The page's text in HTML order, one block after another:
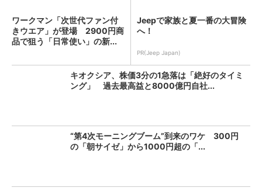
ワークマン「次世代ファン付
きウエア」が登場 2900円商
品で狙う「日常使い」の新...
Jeepで家族と夏一番の大冒険
へ！
PR(Jeep Japan)
キオクシア、株価3分の1急落は「絶好のタイミ
ング」 過去最高益と8000億円自社...
“第4次モーニングブーム”到来のワケ 300円
の「朝サイゼ」から1000円超の「...